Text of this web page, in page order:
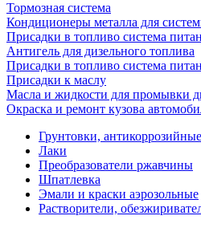
Тормозная система
Кондиционеры металла для
Присадки в топливо система
Антигель для дизельного топлива
Присадки в топливо система
Присадки к маслу
Масла и жидкости для промывки
Окраска и ремонт кузова
Грунтовки,
Лаки
Преобразователи ржавчины
Шпатлевка
Эмали и краски аэрозольные
Растворители,